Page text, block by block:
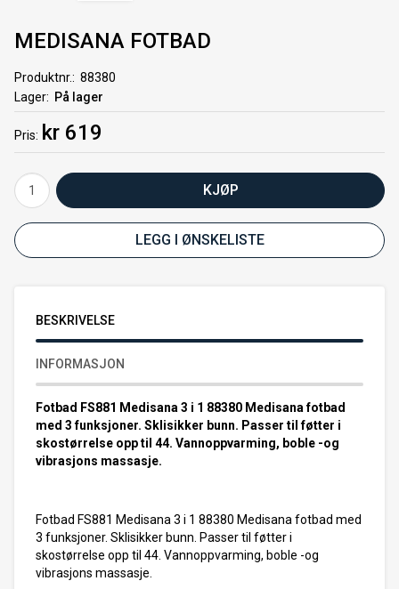
MEDISANA FOTBAD
Produktnr.
88380
Lager
På lager
Pris kr 619
KJØP
LEGG I ØNSKELISTE
BESKRIVELSE
INFORMASJON
Fotbad FS881 Medisana 3 i 1 88380 Medisana fotbad
med 3 funksjoner. Sklisikker bunn. Passer til føtter i
skostørrelse opp til 44. Vannoppvarming, boble -og
vibrasjons massasje.
Fotbad FS881 Medisana 3 i 1 88380 Medisana fotbad med
3 funksjoner. Sklisikker bunn. Passer til føtter i
skostørrelse opp til 44. Vannoppvarming, boble -og
vibrasjons massasje.